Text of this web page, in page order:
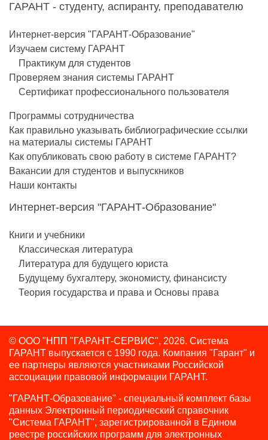
ГАРАНТ - студенту, аспиранту, преподавателю
Интернет-версия "ГАРАНТ-Образование"
Изучаем систему ГАРАНТ
Практикум для студентов
Проверяем знания системы ГАРАНТ
Сертификат профессионального пользователя
Программы сотрудничества
Как правильно указывать библиографические ссылки
на материалы системы ГАРАНТ
Как опубликовать свою работу в системе ГАРАНТ?
Вакансии для студентов и выпускников
Наши контакты
Интернет-версия "ГАРАНТ-Образование"
Книги и учебники
Классическая литература
Литература для будущего юриста
Будущему бухгалтеру, экономисту, финансисту
Теория государства и права и Основы права
© ООО "НПП "ГАРАНТ-СЕРВИС", 2026. Система
ГАРАНТ выпускается с 1990 года. Компания "Гарант" и
ее партнеры являются участниками Российской
ассоциации правовой информации ГАРАНТ.
"ГАРАНТ-Образование" - специальный комплект базы
данных Электронный периодический справочник
"Система ГАРАНТ", зарегистрированной в Едином
реестре российских программ для электронных